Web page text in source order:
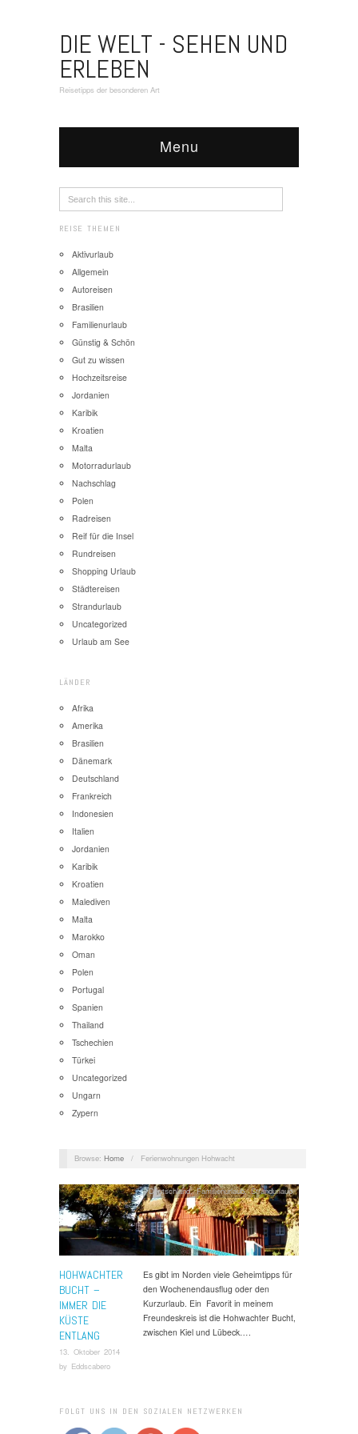
DIE WELT - SEHEN UND
ERLEBEN
Reisetipps der besonderen Art
Menu
REISE THEMEN
Aktivurlaub
Allgemein
Autoreisen
Brasilien
Familienurlaub
Günstig & Schön
Gut zu wissen
Hochzeitsreise
Jordanien
Karibik
Kroatien
Malta
Motorradurlaub
Nachschlag
Polen
Radreisen
Reif für die Insel
Rundreisen
Shopping Urlaub
Städtereisen
Strandurlaub
Uncategorized
Urlaub am See
LÄNDER
Afrika
Amerika
Brasilien
Dänemark
Deutschland
Frankreich
Indonesien
Italien
Jordanien
Karibik
Kroatien
Malediven
Malta
Marokko
Oman
Polen
Portugal
Spanien
Thailand
Tschechien
Türkei
Uncategorized
Ungarn
Zypern
Browse: Home / Ferienwohnungen Hohwacht
HOHWACHTER
BUCHT –
IMMER DIE
KÜSTE
ENTLANG
13. Oktober 2014
by Eddscabero
Deutschland,Familienurlaub,Strandurlaub
Es gibt im Norden viele Geheimtipps für
den Wochenendausflug oder den
Kurzurlaub. Ein Favorit in meinem
Freundeskreis ist die Hohwachter Bucht,
zwischen Kiel und Lübeck….
FOLGT UNS IN DEN SOZIALEN NETZWERKEN